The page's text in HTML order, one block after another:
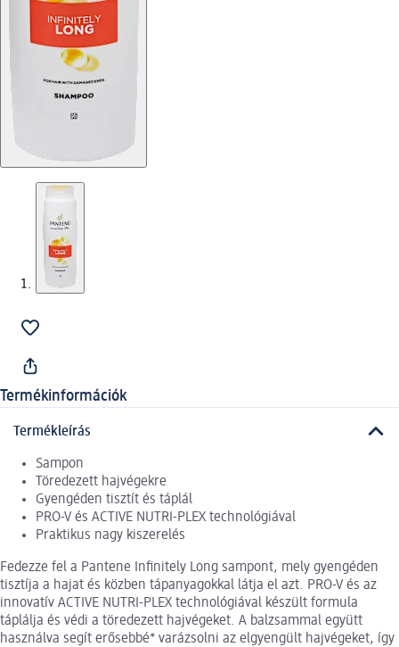
Termékinformációk
Termékleírás
Sampon
Töredezett hajvégekre
Gyengéden tisztít és táplál
PRO-V és ACTIVE NUTRI-PLEX technológiával
Praktikus nagy kiszerelés
Fedezze fel a Pantene Infinitely Long sampont, mely gyengéden
tisztíja a hajat és közben tápanyagokkal látja el azt. PRO-V és az
innovatív ACTIVE NUTRI-PLEX technológiával készült formula
táplálja és védi a töredezett hajvégeket. A balzsammal együtt
használva segít erősebbé* varázsolni az elgyengült hajvégeket, így